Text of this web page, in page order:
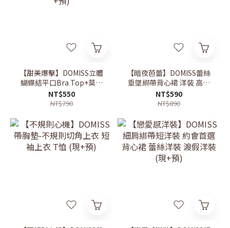
【甜美爆擊】DOMISS立體
蝴蝶結平口Bra Top+莫代
爾防曬罩衫 約會穿搭 (現
+預)
NT$550
NT$790
【暗夜芭蕾】DOMISS蕾絲
垂墜綁帶背心裙 洋裝 高級
感直接拉滿(現+預)
NT$590
NT$890